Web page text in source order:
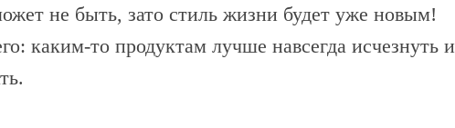
не быть, зато стиль жизни будет уже новым!
каким-то продуктам лучше навсегда